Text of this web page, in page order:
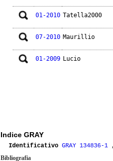
01-2010 Tatella2000
07-2010 Maurillio
01-2009 Lucio
Indice GRAY
Identificativo GRAY 134836-1
Bibliografia